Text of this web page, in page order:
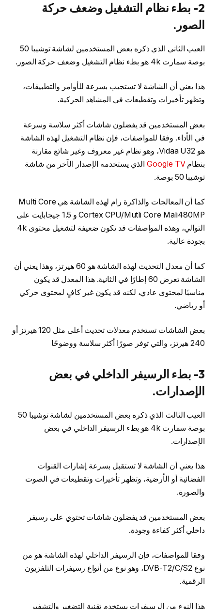
2- بطء نظام التشغيل وضعف حركة
الصور.
العيب الثاني الذي ذكره بعض المستخدمين لشاشة توشيبا 50
بوصة سمارت 4k هو بطء نظام التشغيل وضعف حركة الصور.
هذا يعني أن الشاشة لا تستجيب بسرعة للأوامر والتطبيقات،
وتظهر تأخيرات وتقطيعات في المشاهد الحركية.
بعض المستخدمين قد يفضلون شاشات أكثر سلاسة وسرعة
في الأداء. وفقا للمواصفات، فإن نظام التشغيل لهذه الشاشة
هو Vidaa U32، وهو نظام غير معروف وغير شائع مقارنة
بنظامGoogle TVالذي يستخدمه الإصدار الآخر من شاشة
توشيبا 50 بوصة.
كما أن المعالجات والذاكرة رام لهذه الشاشة هي Multi Core
Cortex CPU/Mutli Core Mali480MP و 1.5 جيجابايت على
التوالي، وهذه المواصفات قد تكون ضعيفة لتشغيل محتوى 4k
بجودة عالية.
كما أن معدل التحديث لهذه الشاشة هو 60 هيرتز، وهذا يعني أن
الشاشة تعرض 60 إطارًا في الثانية. هذا المعدل قد يكون
مناسبًا لمحتوى عادي، لكنه قد يكون غير كافٍ لمحتوى حركي
أو رياضي.
بعض الشاشات تستخدم معدلات تحديث أعلى مثل 120 هيرتز أو
240 هيرتز، والتي توفر صورًا أكثر سلاسة ووضوحًا
3- بطء الرسيفر الداخلي في بعض
الإصدارات.
العيب الثالث الذي ذكره بعض المستخدمين لشاشة توشيبا 50
بوصة سمارت 4k هو بطء الرسيفر الداخلي في بعض
الإصدارات.
هذا يعني أن الشاشة لا تستقبل بسرعة إشارات القنوات
الفضائية أو الأرضية، وتظهر تأخيرات وتقطيعات في الصوت
والصورة.
بعض المستخدمين قد يفضلون شاشات تحتوي على رسيفر
داخلي أكثر كفاءة وجودة.
وفقا للمواصفات، فإن الرسيفر الداخلي لهذه الشاشة هو من
نوع DVB-T2/C/S2، وهو نوع من أنواع رسيفرات التلفزيون
الرقمية.
هذا النوع من الرسيفرات يستخدم تقنية التضغير والتشفير